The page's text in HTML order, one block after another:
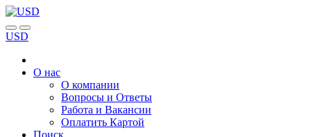
USD
О нас
О компании
Вопросы и Ответы
Работа и Вакансии
Оплатить Картой
Поиск